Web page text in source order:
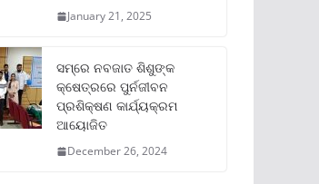
January 21, 2025
ସମ୍‌ରେ ନବଜାତ ଶିଶୁଙ୍କ
କ୍ଷେତ୍ରରେ ପୁର୍ନଜୀବନ
ପ୍ରଶିକ୍ଷଣ କାର୍ଯ୍ୟକ୍ରମ
ଆୟୋଜିତ
December 26, 2024